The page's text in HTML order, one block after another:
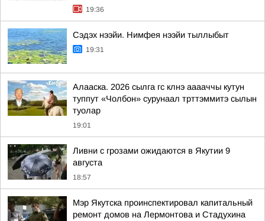
19:36
Сэдэх нээйи. Нимфея нээйи тыллыбыт
19:31
Алааска. 2026 сылга гс клнэ ааааччы кутун
туппут «Чолбон» сурунаал трттэммитэ сылын
туолар
19:01
Ливни с грозами ожидаются в Якутии 9
августа
18:57
Мэр Якутска проинспектировал капитальный
ремонт домов на Лермонтова и Стадухина